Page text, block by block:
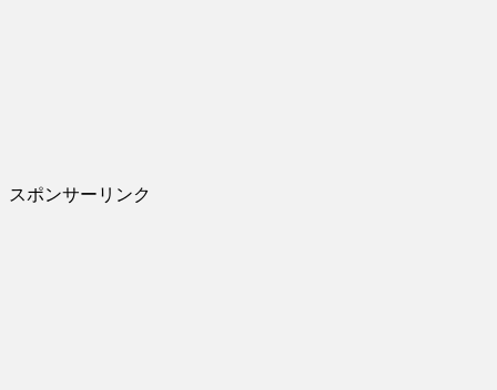
スポンサーリンク